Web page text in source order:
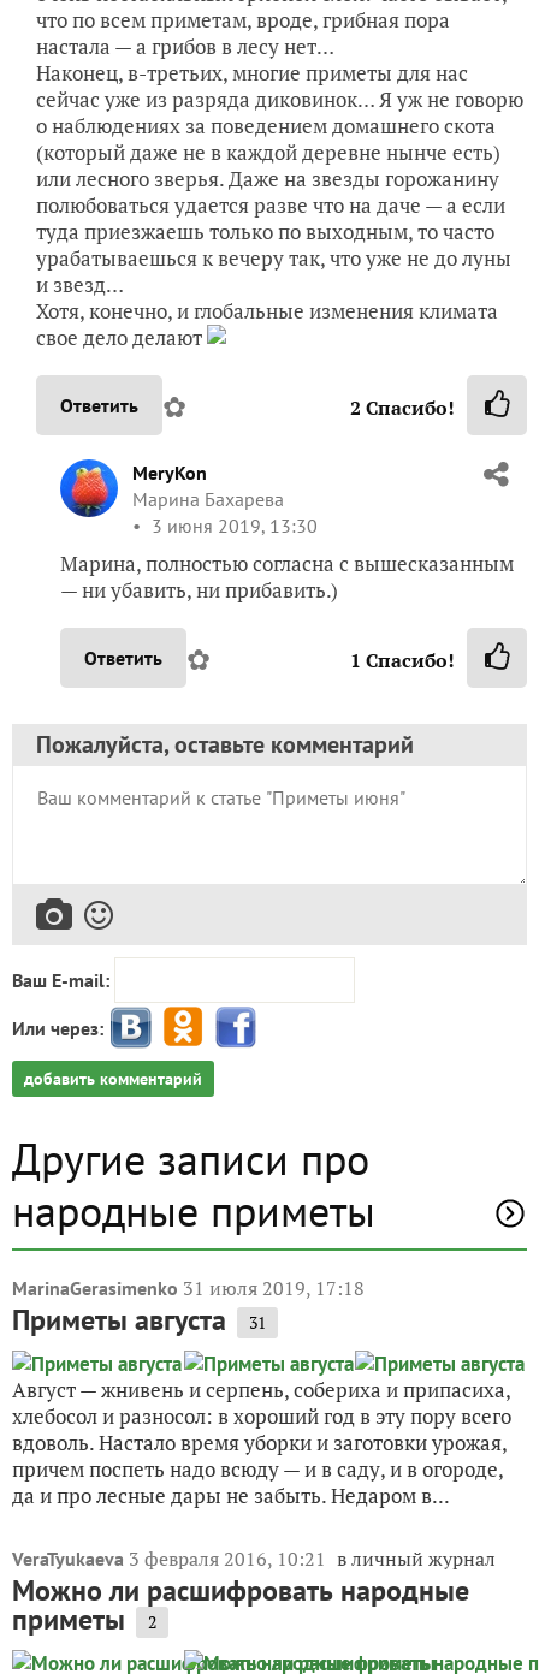
что по всем приметам, вроде, грибная пора
настала — а грибов в лесу нет…
Наконец, в-третьих, многие приметы для нас
сейчас уже из разряда диковинок… Я уж не говорю
о наблюдениях за поведением домашнего скота
(который даже не в каждой деревне нынче есть)
или лесного зверья. Даже на звезды горожанину
полюбоваться удается разве что на даче — а если
туда приезжаешь только по выходным, то часто
урабатываешься к вечеру так, что уже не до луны
и звезд…
Хотя, конечно, и глобальные изменения климата
свое дело делают
Ответить ✿ 2 Спасибо!
MeryKon
Марина Бахарева
3 июня 2019, 13:30
Марина, полностью согласна с вышесказанным
— ни убавить, ни прибавить.)
Ответить ✿ 1 Спасибо!
Пожалуйста, оставьте комментарий
Ваш E-mail:
Или через:
добавить комментарий
Другие записи про
народные приметы
MarinaGerasimenko 31 июля 2019, 17:18
Приметы августа 31
Август — жнивень и серпень, собериха и припасиха,
хлебосол и разносол: в хороший год в эту пору всего
вдоволь. Настало время уборки и заготовки урожая,
причем поспеть надо всюду — и в саду, и в огороде,
да и про лесные дары не забыть. Недаром в...
VeraTyukaeva 3 февраля 2016, 10:21 в личный журнал
Можно ли расшифровать народные
приметы 2